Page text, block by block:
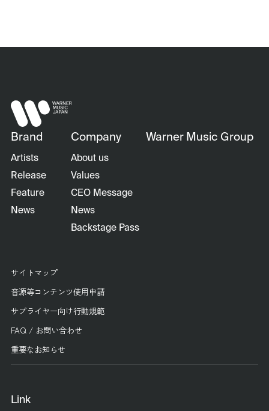
Brand
Artists
Release
Feature
News
Company
About us
Values
CEO Message
News
Backstage Pass
Warner Music Group
サイトマップ
音源等コンテンツ使用申請
サプライヤー向け行動規範
FAQ / お問い合わせ
重要なお知らせ
Link